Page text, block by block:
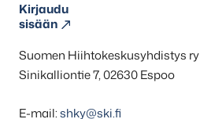
Kirjaudu
sisään
Suomen Hiihtokeskusyhdistys ry
Sinikalliontie 7, 02630 Espoo
E-mail:shky@ski.fi